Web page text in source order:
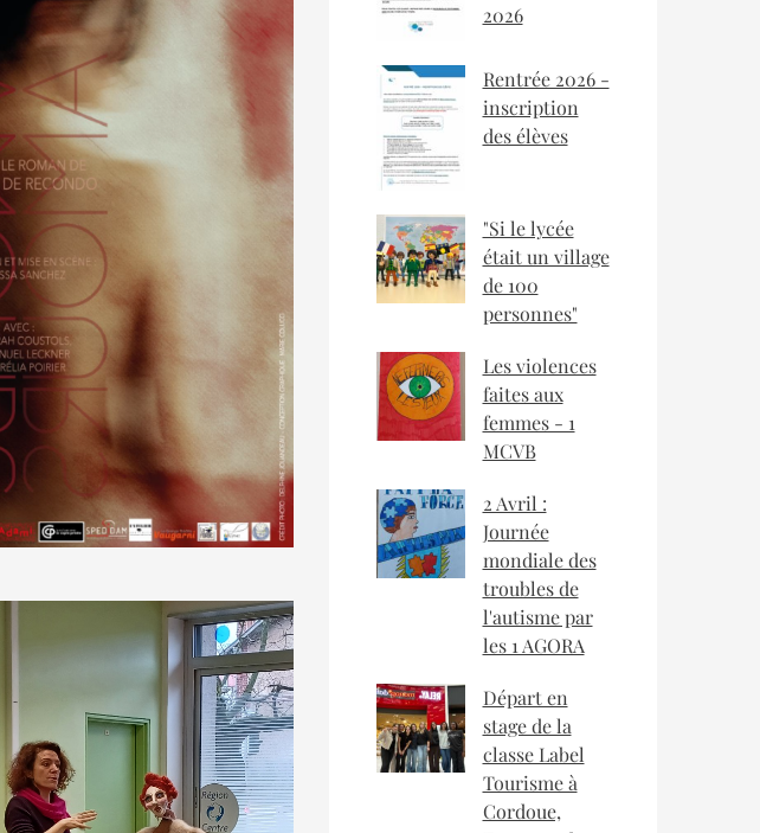
2026
Rentrée 2026 -
inscription
des élèves
"Si le lycée
était un village
de 100
personnes"
Les violences
faites aux
femmes - 1
MCVB
2 Avril :
Journée
mondiale des
troubles de
l'autisme par
les 1 AGORA
Départ en
stage de la
classe Label
Tourisme à
Cordoue,